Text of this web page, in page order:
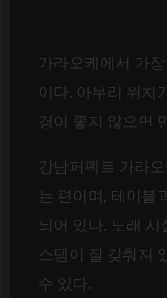
가라오케에서 가
이다. 아무리 위치
경이 좋지 않으면
강남퍼펙트 가라
는 편이며, 테이블
되어 있다. 노래
스템이 잘 갖춰져
수 있다.